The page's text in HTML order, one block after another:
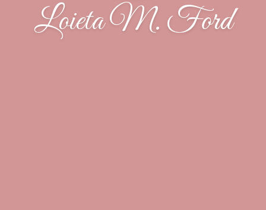
Loieta M. Ford